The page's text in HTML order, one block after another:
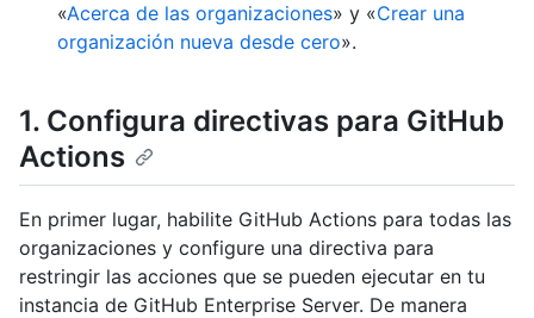
«Acerca de las organizaciones» y «Crear una
organización nueva desde cero».
1. Configura directivas para GitHub
Actions
En primer lugar, habilite GitHub Actions para todas las
organizaciones y configure una directiva para
restringir las acciones que se pueden ejecutar en tu
instancia de GitHub Enterprise Server. De manera